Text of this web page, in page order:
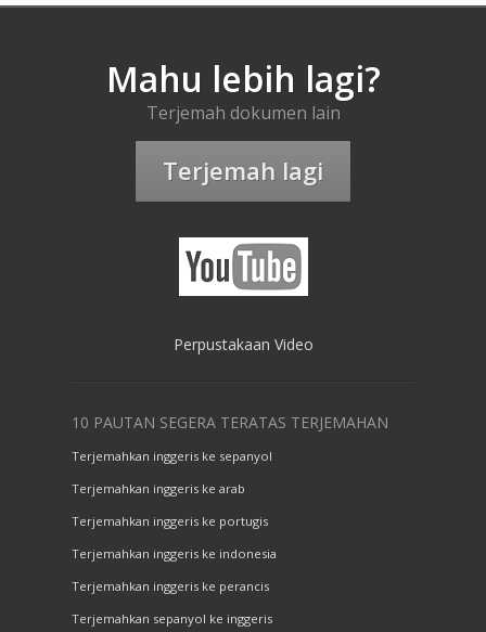
Mahu lebih lagi?
Terjemah dokumen lain
Terjemah lagi
Perpustakaan Video
10 PAUTAN SEGERA TERATAS TERJEMAHAN
Terjemahkan inggeris ke sepanyol
Terjemahkan inggeris ke arab
Terjemahkan inggeris ke portugis
Terjemahkan inggeris ke indonesia
Terjemahkan inggeris ke perancis
Terjemahkan sepanyol ke inggeris